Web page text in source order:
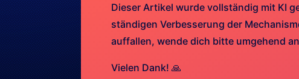
Dieser Artikel wurde vollständig mit KI
ständigen Verbesserung der
auffallen, wende dich bitte umgehend
Vielen Dank! 🙏